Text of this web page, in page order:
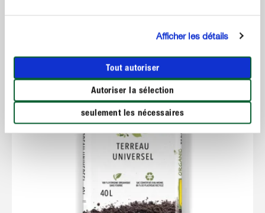
Afficher les détails
Tout autoriser
Autoriser la sélection
seulement les nécessaires